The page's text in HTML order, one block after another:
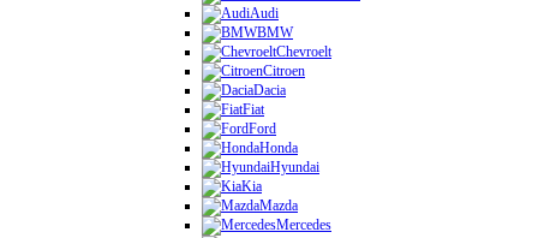
Audi
BMW
Chevroelt
Citroen
Dacia
Fiat
Ford
Honda
Hyundai
Kia
Mazda
Mercedes